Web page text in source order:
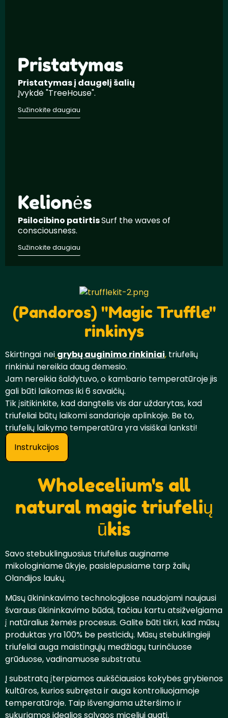
Pristatymas
Pristatymas į daugelį šalių
Įvykdė "TreeHouse".
Sužinokite daugiau
Kelionės
Psilocibino patirtisSurf the waves of
consciousness.
Sužinokite daugiau
(Pandoros) "Magic Truffle"
rinkinys
Skirtingai nei grybų auginimo rinkiniai, triufelių
rinkiniui nereikia daug dėmesio.
Jam nereikia šaldytuvo, o kambario temperatūroje jis
gali būti laikomas iki 6 savaičių.
Tik įsitikinkite, kad dangtelis vis dar uždarytas, kad
triufeliai būtų laikomi sandarioje aplinkoje. Be to,
triufelių laikymo temperatūra yra visiškai lanksti!
Instrukcijos
Wholecelium's all
natural magic triufelių
ūkis
Savo stebuklinguosius triufelius auginame
mikologiniame ūkyje, pasislėpusiame tarp žalių
Olandijos laukų.
Mūsų ūkininkavimo technologijose naudojami naujausi
švaraus ūkininkavimo būdai, tačiau kartu atsižvelgiama
į natūralius žemės procesus. Galite būti tikri, kad mūsų
produktas yra 100% be pesticidų. Mūsų stebuklingieji
triufeliai auga maistingųjų medžiagų turinčiuose
grūduose, vadinamuose substratu.
Į substratą įterpiamos aukščiausios kokybės grybienos
kultūros, kurios subręsta ir auga kontroliuojamoje
temperatūroje. Taip išvengiama užteršimo ir
sukuriamos idealios sąlygos miceliui augti.